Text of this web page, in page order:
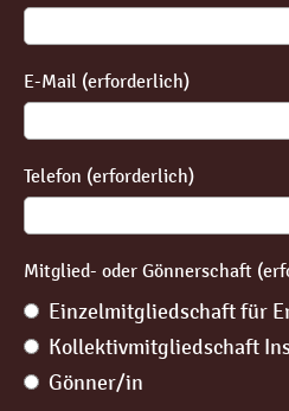
E-Mail (erforderlich)
Telefon (erforderlich)
Mitglied- oder Gönnerschaft
Einzelmitgliedschaft für
Kollektivmitgliedschaft
Gönner/in